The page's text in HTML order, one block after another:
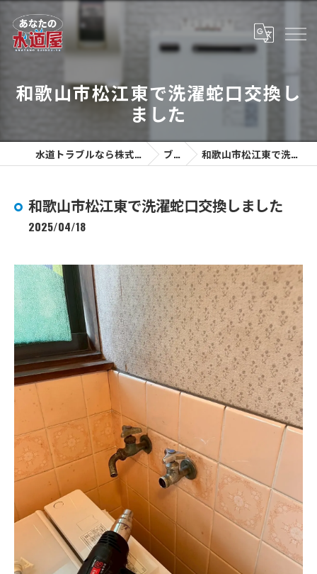
和歌山市松江東で洗濯蛇口交換し
ました
水道トラブルなら株式会社あなたの水道屋 ブログ 和歌山市松江東で洗濯蛇口交換しました
和歌山市松江東で洗濯蛇口交換しました
2025/04/18